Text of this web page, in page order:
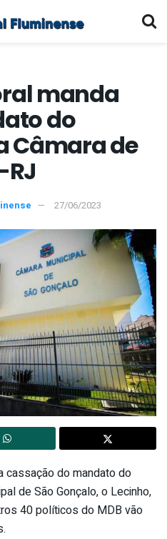
manda
do
Câmara de
27/06/2023
cassação do mandato do
de São Gonçalo, o Lecinho,
40 políticos do MDB vão